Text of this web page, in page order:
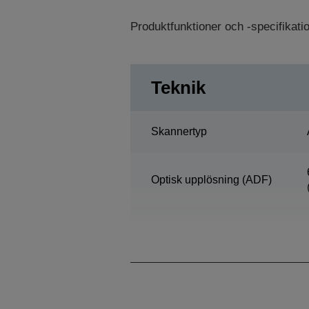
Produktfunktioner och -
Teknik
Skannertyp
Optisk upplösning (ADF)